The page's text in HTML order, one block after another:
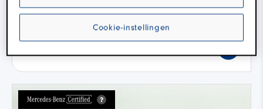
Den Bosch
Cookie-instellingen